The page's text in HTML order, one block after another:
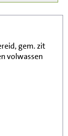
gem. zit
volwassen